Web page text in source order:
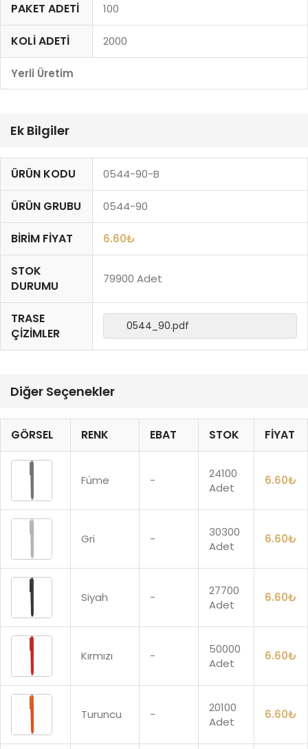
PAKET ADETI 100
KOLI ADETI 2000
Yerli Üretim
Ek Bilgiler
ÜRÜN KODU 0544-90-B
ÜRÜN GRUBU 0544-90
BIRIM FIYAT 6.60₺
STOK
DURUMU
79900 Adet
TRASE
ÇIZIMLER
0544_90.pdf
Diğer Seçenekler
GÖRSEL RENK EBAT STOK FIYAT
Füme -
24100
Adet
6.60₺
Gri -
30300
Adet
6.60₺
Siyah -
27700
Adet
6.60₺
Kırmızı -
50000
Adet
6.60₺
Turuncu -
20100
Adet
6.60₺